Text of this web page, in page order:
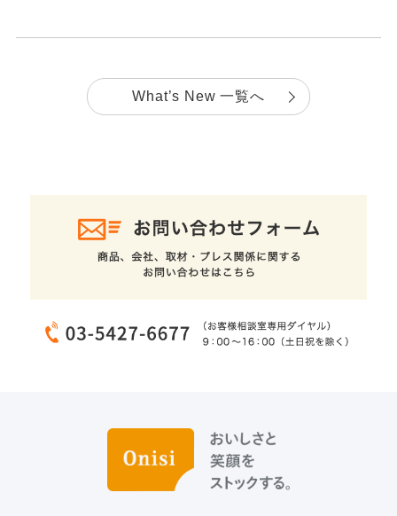
What’s New 一覧へ